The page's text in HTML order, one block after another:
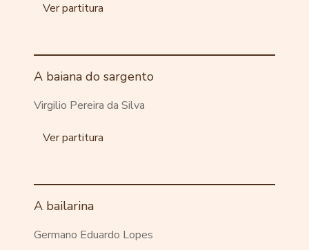
Ver partitura
A baiana do sargento
Virgilio Pereira da Silva
Ver partitura
A bailarina
Germano Eduardo Lopes